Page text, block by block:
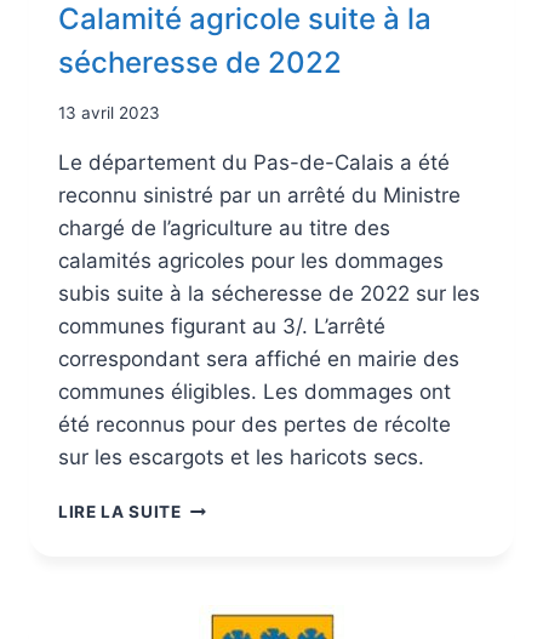
Calamité agricole suite à la
sécheresse de 2022
13 avril 2023
Le département du Pas-de-Calais a été
reconnu sinistré par un arrêté du Ministre
chargé de l’agriculture au titre des
calamités agricoles pour les dommages
subis suite à la sécheresse de 2022 sur les
communes figurant au 3/. L’arrêté
correspondant sera affiché en mairie des
communes éligibles. Les dommages ont
été reconnus pour des pertes de récolte
sur les escargots et les haricots secs.
LIRE LA SUITE